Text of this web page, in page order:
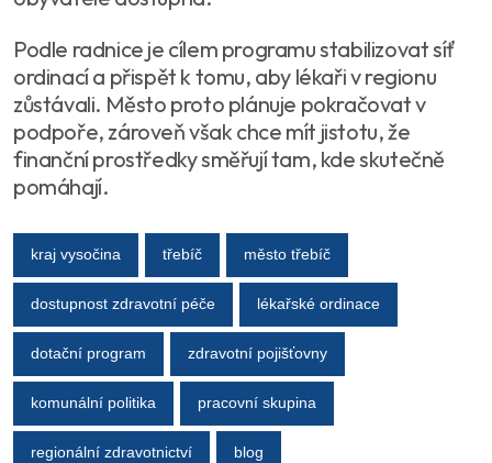
Podle radnice je cílem programu stabilizovat síť
ordinací a přispět k tomu, aby lékaři v regionu
zůstávali. Město proto plánuje pokračovat v
podpoře, zároveň však chce mít jistotu, že
finanční prostředky směřují tam, kde skutečně
pomáhají.
kraj vysočina třebíč město třebíč
dostupnost zdravotní péče lékařské ordinace
dotační program zdravotní pojišťovny
komunální politika pracovní skupina
regionální zdravotnictví blog